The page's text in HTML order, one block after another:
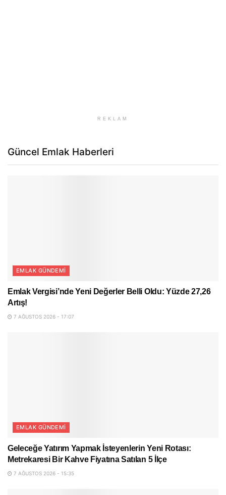
REKLAM
Güncel Emlak Haberleri
EMLAK GÜNDEMI
Emlak Vergisi’nde Yeni Değerler Belli Oldu: Yüzde 27,26
Artış!
7 AĞUSTOS 2026 - 17:07
EMLAK GÜNDEMI
Geleceğe Yatırım Yapmak İsteyenlerin Yeni Rotası:
Metrekaresi Bir Kahve Fiyatına Satılan 5 İlçe
7 AĞUSTOS 2026 - 15:35